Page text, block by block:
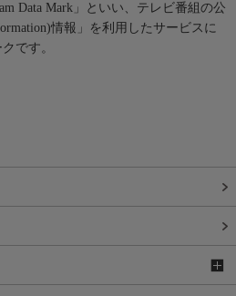
Data Mark」といい、テレビ番組の公
情報」を利用したサービスに
です。